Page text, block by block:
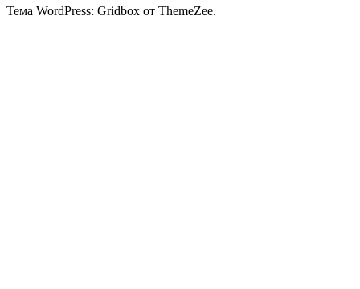
Тема WordPress: Gridbox от ThemeZee.